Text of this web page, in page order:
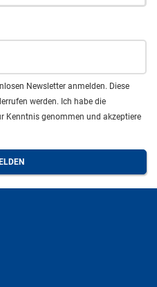
Newsletter anmelden. Diese
werden. Ich habe die
Kenntnis genommen und akzeptiere